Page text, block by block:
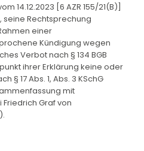
14.12.2023 [6 AZR 155/21(B)]
Rechtsprechung
einer
Kündigung wegen
Verbot nach § 134 BGB
ihrer Erklärung keine oder
§ 17 Abs. 1, Abs. 3 KSchG
mit
Graf von